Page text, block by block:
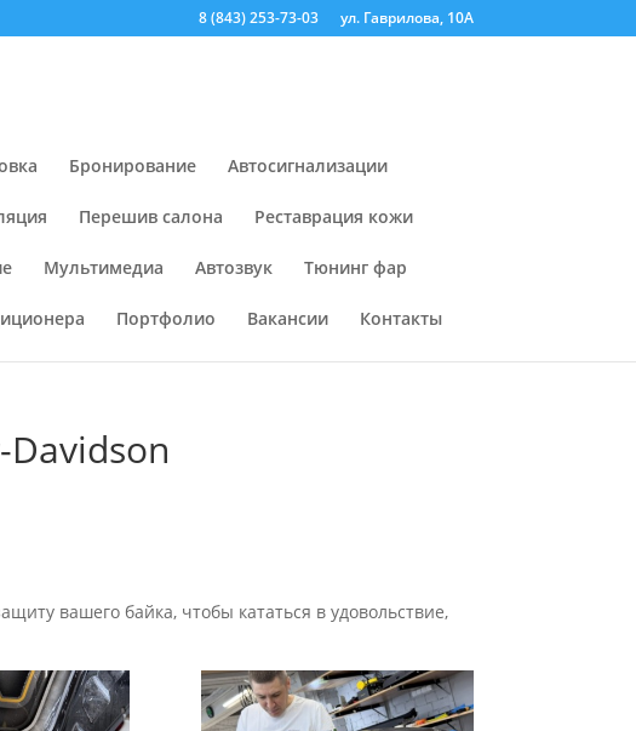
8 (843) 253-73-03 ул. Гаврилова, 10А
Бронирование Автосигнализации
Перешив салона Реставрация кожи
Мультимедиа Автозвук Тюнинг фар
Портфолио Вакансии Контакты
вашего байка, чтобы кататься в удовольствие,